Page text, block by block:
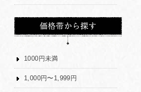
1000円未満
1,000円〜1,999円